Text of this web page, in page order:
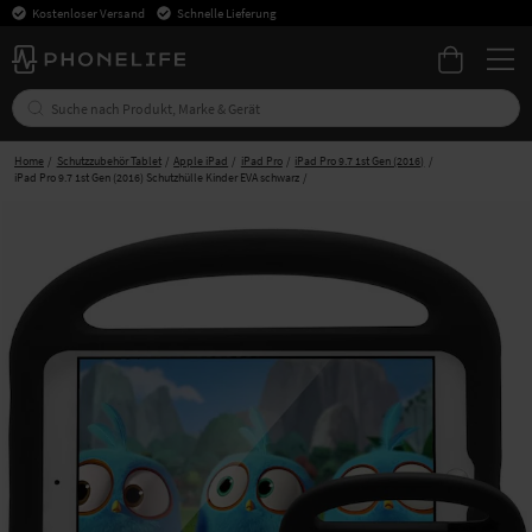
Kostenloser Versand Schnelle Lieferung
Home Schutzzubehör Tablet Apple iPad iPad Pro
iPad Pro 9.7 1st Gen (2016)
iPad Pro 9.7 1st Gen (2016) Schutzhülle Kinder EVA schwarz